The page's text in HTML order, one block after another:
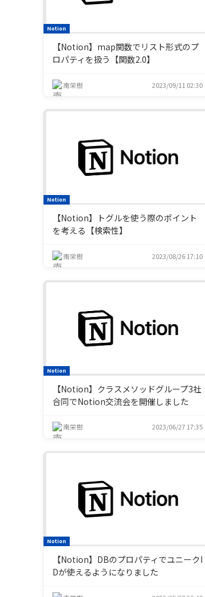
Notion
【Notion】map関数でリスト形式のプ
ロパティを扱う【関数2.0】
南栄樹 2023/09/11 02:30
Notion
【Notion】トグルを使う際のポイント
を考える【検索性】
南栄樹 2023/08/26 17:10
Notion
【Notion】クラスメソッドグループ3社
合同でNotion交流会を開催しました
南栄樹 2023/06/27 17:35
Notion
【Notion】DBのプロパティでユニークI
Dが使えるようになりました